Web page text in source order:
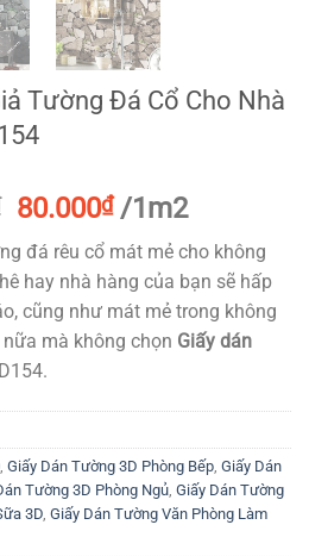
Tường Đá Cổ Cho Nhà
Giá
gốc
là:
99.000₫.
80.000₫Giá
hiện
tại
là:
80.000₫.
/1m2
đá rêu cổ mát mẻ cho không
hay nhà hàng của bạn sẽ hấp
cũng như mát mẻ trong không
mà không chọn Giấy dán
, Giấy Dán Tường 3D Phòng Bếp, Giấy Dán
Tường 3D Phòng Ngủ, Giấy Dán Tường
3D, Giấy Dán Tường Văn Phòng Làm